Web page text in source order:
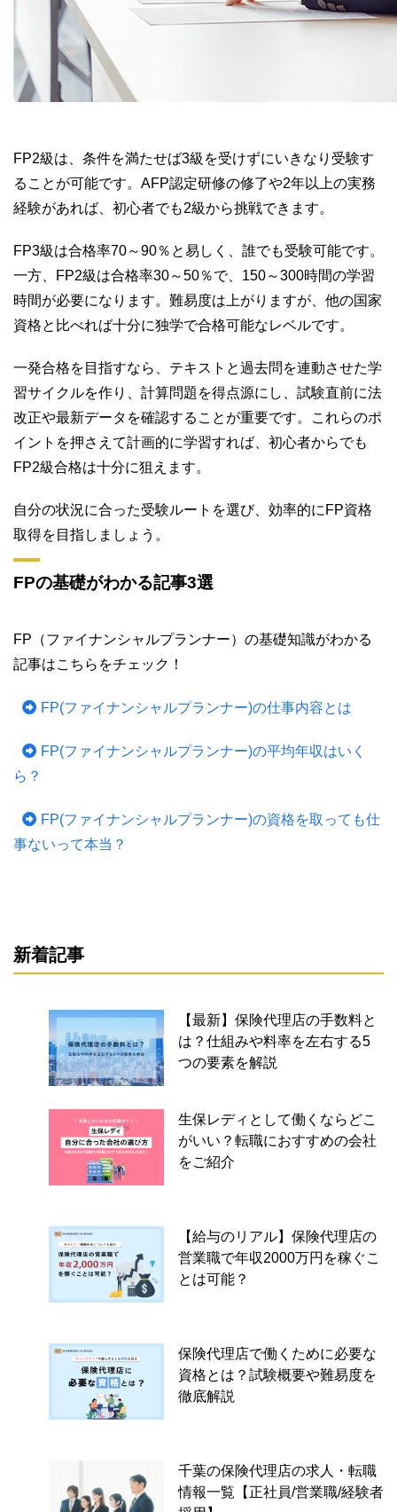
FP2級は、条件を満たせば3級を受けずにいきなり受験す
ることが可能です。AFP認定研修の修了や2年以上の実務
経験があれば、初心者でも2級から挑戦できます。
FP3級は合格率70～90％と易しく、誰でも受験可能です。
一方、FP2級は合格率30～50％で、150～300時間の学習
時間が必要になります。難易度は上がりますが、他の国家
資格と比べれば十分に独学で合格可能なレベルです。
一発合格を目指すなら、テキストと過去問を連動させた学
習サイクルを作り、計算問題を得点源にし、試験直前に法
改正や最新データを確認することが重要です。これらのポ
イントを押さえて計画的に学習すれば、初心者からでも
FP2級合格は十分に狙えます。
自分の状況に合った受験ルートを選び、効率的にFP資格
取得を目指しましょう。
FPの基礎がわかる記事3選
FP（ファイナンシャルプランナー）の基礎知識がわかる
記事はこちらをチェック！
FP(ファイナンシャルプランナー)の仕事内容とは
FP(ファイナンシャルプランナー)の平均年収はいく
ら？
FP(ファイナンシャルプランナー)の資格を取っても仕
事ないって本当？
新着記事
【最新】保険代理店の手数料と
は？仕組みや料率を左右する5
つの要素を解説
生保レディとして働くならどこ
がいい？転職におすすめの会社
をご紹介
【給与のリアル】保険代理店の
営業職で年収2000万円を稼ぐこ
とは可能？
保険代理店で働くために必要な
資格とは？試験概要や難易度を
徹底解説
千葉の保険代理店の求人・転職
情報一覧【正社員/営業職/経験者